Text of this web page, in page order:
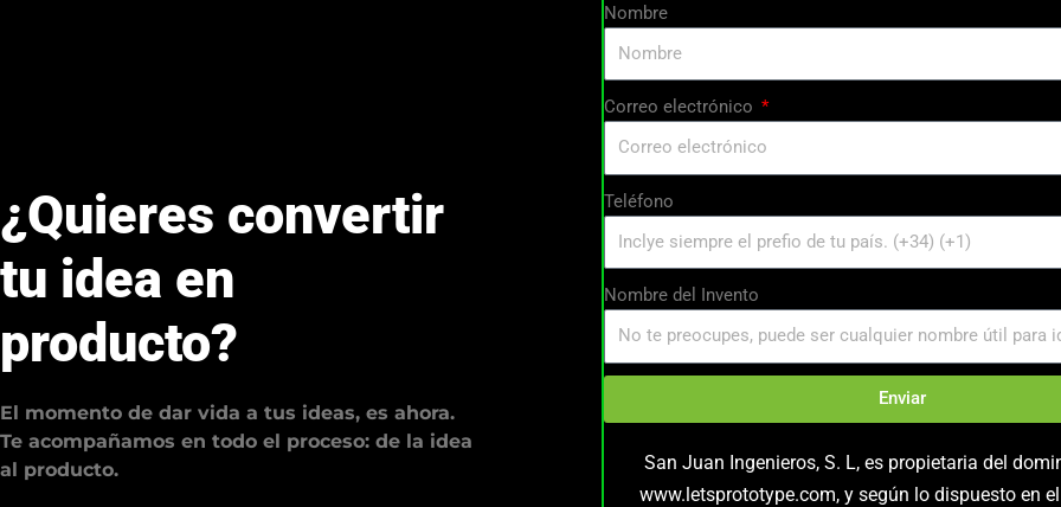
¿Quieres convertir
tu idea en
producto?
El momento de dar vida a tus ideas, es ahora.
Te acompañamos en todo el proceso: de la idea
al producto.
Nombre
Correo electrónico
Teléfono
Nombre del Invento
Enviar
San Juan Ingenieros, S. L, es propietaria del
www.letsprototype.com, y según lo dispuesto en